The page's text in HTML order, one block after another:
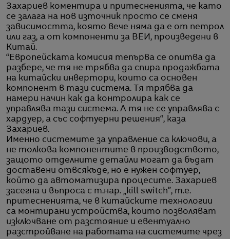
Захариев коментира и притесненията, че като
се залага на нов източник просто се сменя
зависимостта, която вече няма да е от петрол
или газ, а от компоненти за ВЕИ, произведени в
Китай.
“Европейската комисия тепърва се опитва да
разбере, че тя не трябва да спира продажбата
на китайски инвертори, които са основен
компонент в тази система. Тя трябва да
намери начин как да контролира как се
управлява тази система. А тя не се управлява с
хардуер, а със софтуерни решения“, каза
Захариев.
Именно системите за управление са ключови, а
не толкова компонентите в производството,
защото отделните детайли могат да бъдат
доставени отвсякъде, но е нужен софтуер,
който да автоматизира процесите. Захариев
засегна и въпроса с т.нар. „kill switch”, т.е.
притесненията, че в китайските технологии
са монтирани устройства, които позволяват
изключване от разстояние и евентуално
разстройване на работата на системите чрез